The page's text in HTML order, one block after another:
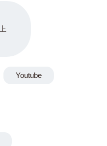
Youtube